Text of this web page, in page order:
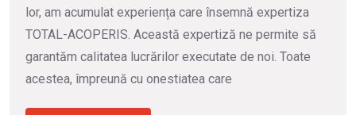
lor, am acumulat experiența care însemnă expertiza
TOTAL-ACOPERIS. Această expertiză ne permite să
garantăm calitatea lucrărilor executate de noi. Toate
acestea, împreună cu onestiatea care